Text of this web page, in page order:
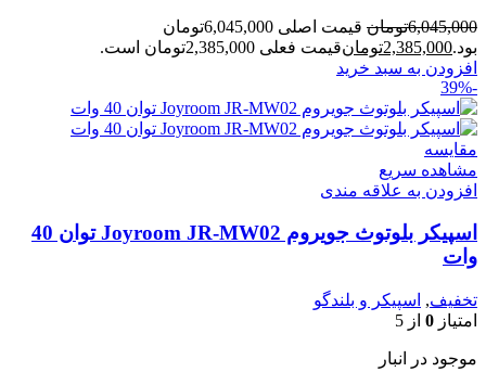
6,045,000تومان
قیمت اصلی 6,045,000تومان
بود.2,385,000تومانقیمت فعلی 2,385,000تومان است.
افزودن به سبد خرید
-39%
مقایسه
مشاهده سریع
افزودن به علاقه مندی
اسپیکر بلوتوث جویروم Joyroom JR-MW02 توان 40
وات
تخفیف, اسپیکر و بلندگو
امتیاز 0 از 5
موجود در انبار